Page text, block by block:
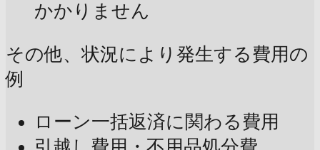
かかりません
その他、状況により発生する費用の
例
ローン一括返済に関わる費用